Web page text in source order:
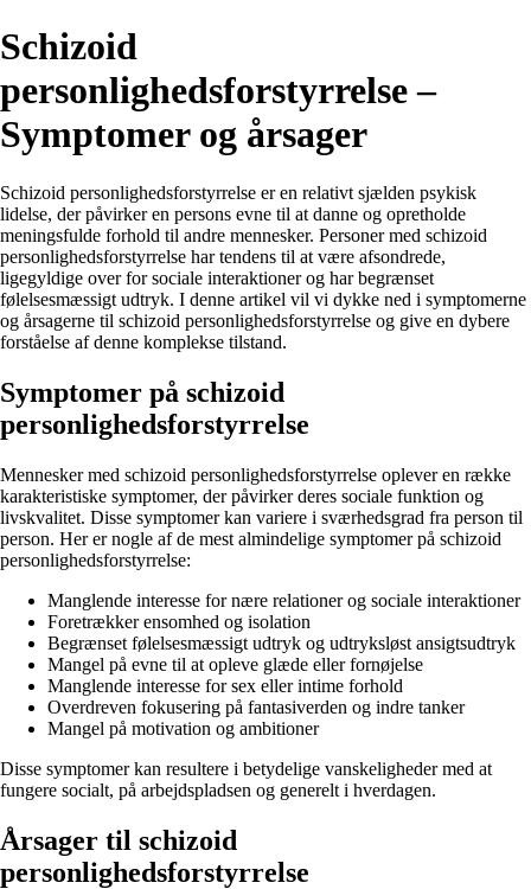
Schizoid
personlighedsforstyrrelse –
Symptomer og årsager
Schizoid personlighedsforstyrrelse er en relativt sjælden psykisk
lidelse, der påvirker en persons evne til at danne og opretholde
meningsfulde forhold til andre mennesker. Personer med schizoid
personlighedsforstyrrelse har tendens til at være afsondrede,
ligegyldige over for sociale interaktioner og har begrænset
følelsesmæssigt udtryk. I denne artikel vil vi dykke ned i symptomerne
og årsagerne til schizoid personlighedsforstyrrelse og give en dybere
forståelse af denne komplekse tilstand.
Symptomer på schizoid
personlighedsforstyrrelse
Mennesker med schizoid personlighedsforstyrrelse oplever en række
karakteristiske symptomer, der påvirker deres sociale funktion og
livskvalitet. Disse symptomer kan variere i sværhedsgrad fra person til
person. Her er nogle af de mest almindelige symptomer på schizoid
personlighedsforstyrrelse:
Manglende interesse for nære relationer og sociale interaktioner
Foretrækker ensomhed og isolation
Begrænset følelsesmæssigt udtryk og udtryksløst ansigtsudtryk
Mangel på evne til at opleve glæde eller fornøjelse
Manglende interesse for sex eller intime forhold
Overdreven fokusering på fantasiverden og indre tanker
Mangel på motivation og ambitioner
Disse symptomer kan resultere i betydelige vanskeligheder med at
fungere socialt, på arbejdspladsen og generelt i hverdagen.
Årsager til schizoid
personlighedsforstyrrelse